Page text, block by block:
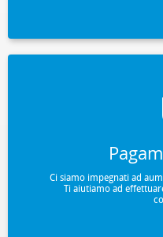
Ci siamo impegnati ad
Ti aiutiamo ad